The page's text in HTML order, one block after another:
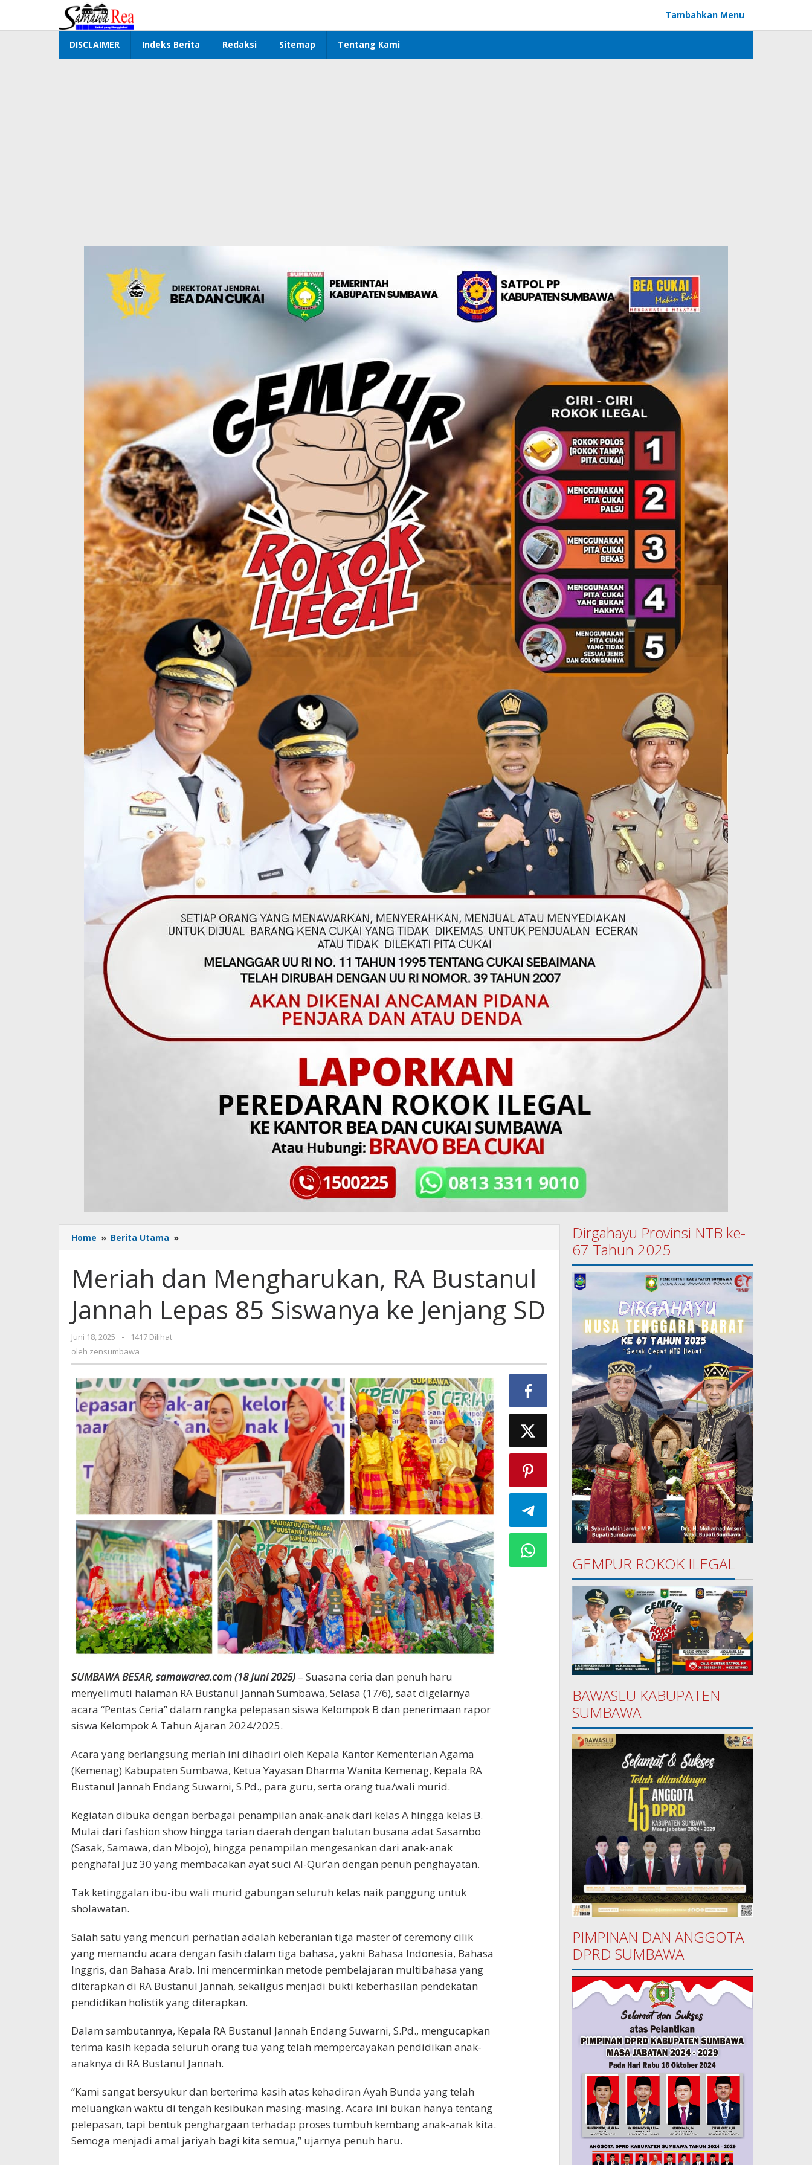
konten
Tambahkan Menu
DISCLAIMER Indeks Berita Redaksi Sitemap Tentang Kami
Home » Berita Utama »
dan
RA
Bustanul
Lepas
85
Jenjang
SD
Meriah dan Mengharukan, RA Bustanul
Jannah Lepas 85 Siswanya ke Jenjang SD
Juni 18, 2025
oleh
zensumbawa
-
1417 Dilihat
oleh zensumbawa
SUMBAWA BESAR, samawarea.com (18 Juni 2025) – Suasana ceria dan penuh haru
menyelimuti halaman RA Bustanul Jannah Sumbawa, Selasa (17/6), saat digelarnya
acara “Pentas Ceria” dalam rangka pelepasan siswa Kelompok B dan penerimaan rapor
siswa Kelompok A Tahun Ajaran 2024/2025.
Acara yang berlangsung meriah ini dihadiri oleh Kepala Kantor Kementerian Agama
(Kemenag) Kabupaten Sumbawa, Ketua Yayasan Dharma Wanita Kemenag, Kepala RA
Bustanul Jannah Endang Suwarni, S.Pd., para guru, serta orang tua/wali murid.
Kegiatan dibuka dengan berbagai penampilan anak-anak dari kelas A hingga kelas B.
Mulai dari fashion show hingga tarian daerah dengan balutan busana adat Sasambo
(Sasak, Samawa, dan Mbojo), hingga penampilan mengesankan dari anak-anak
penghafal Juz 30 yang membacakan ayat suci Al-Qur’an dengan penuh penghayatan.
Tak ketinggalan ibu-ibu wali murid gabungan seluruh kelas naik panggung untuk
sholawatan.
Salah satu yang mencuri perhatian adalah keberanian tiga master of ceremony cilik
yang memandu acara dengan fasih dalam tiga bahasa, yakni Bahasa Indonesia, Bahasa
Inggris, dan Bahasa Arab. Ini mencerminkan metode pembelajaran multibahasa yang
diterapkan di RA Bustanul Jannah, sekaligus menjadi bukti keberhasilan pendekatan
pendidikan holistik yang diterapkan.
Dalam sambutannya, Kepala RA Bustanul Jannah Endang Suwarni, S.Pd., mengucapkan
terima kasih kepada seluruh orang tua yang telah mempercayakan pendidikan anak-
anaknya di RA Bustanul Jannah.
“Kami sangat bersyukur dan berterima kasih atas kehadiran Ayah Bunda yang telah
meluangkan waktu di tengah kesibukan masing-masing. Acara ini bukan hanya tentang
pelepasan, tapi bentuk penghargaan terhadap proses tumbuh kembang anak-anak kita.
Semoga menjadi amal jariyah bagi kita semua,” ujarnya penuh haru.
Dirgahayu Provinsi NTB ke-
67 Tahun 2025
GEMPUR ROKOK ILEGAL
BAWASLU KABUPATEN
SUMBAWA
PIMPINAN DAN ANGGOTA
DPRD SUMBAWA